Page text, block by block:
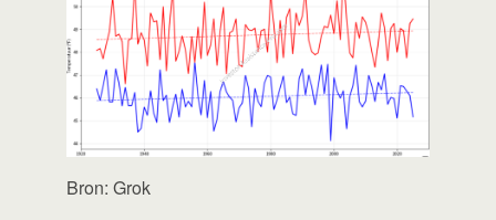
Bron: Grok